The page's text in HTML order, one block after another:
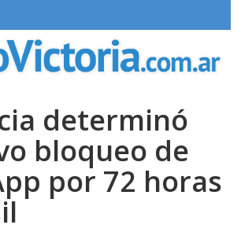
determinó
bloqueo de
por 72 horas